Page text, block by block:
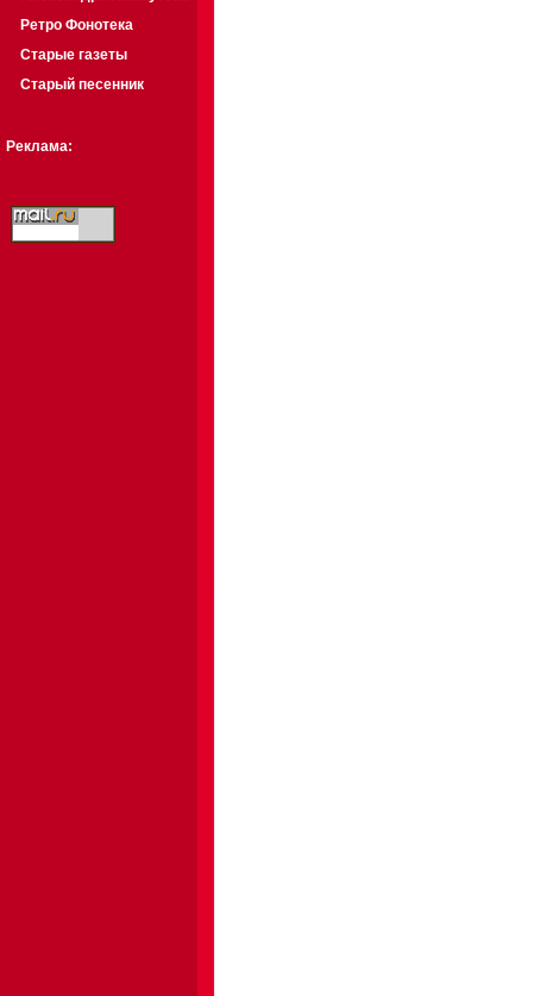
Ретро Фонотека
Старые газеты
Старый песенник
Реклама: